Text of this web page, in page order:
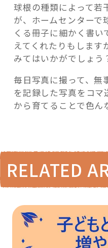
球根の種類によって若
が、ホームセンターで
くる冊子に細かく書い
えてくれたりもします
みてはいかがでしょう
毎日写真に撮って、無
を記録した写真をコマ
から育てることで色
RELATED